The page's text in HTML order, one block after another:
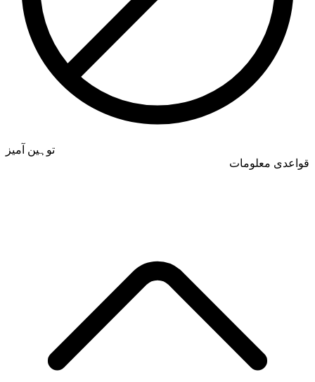
توہین آمیز
قواعدی معلومات